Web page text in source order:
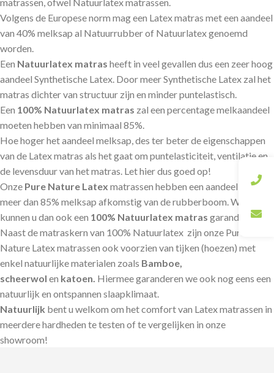
Volgens de Europese norm mag een Latex matras met een aandeel
van 40% melksap al Natuurrubber of Natuurlatex genoemd
worden.
Een Natuurlatex matras heeft in veel gevallen dus een zeer hoog
aandeel Synthetische Latex. Door meer Synthetische Latex zal het
matras dichter van structuur zijn en minder puntelastisch.
Een 100% Natuurlatex matras zal een percentage melkaandeel
moeten hebben van minimaal 85%.
Hoe hoger het aandeel melksap, des ter beter de eigenschappen
van de Latex matras als het gaat om puntelasticiteit, ventilatie en
de levensduur van het matras. Let hier dus goed op!
Onze Pure Nature Latex matrassen hebben een aandeel van
meer dan 85% melksap afkomstig van de rubberboom. Wij
kunnen u dan ook een 100% Natuurlatex matras garanderen.
Naast de matraskern van 100% Natuurlatex zijn onze Pure
Nature Latex matrassen ook voorzien van tijken (hoezen) met
enkel natuurlijke materialen zoals Bamboe,
scheerwol en katoen. Hiermee garanderen we ook nog eens een
natuurlijk en ontspannen slaapklimaat.
Natuurlijk bent u welkom om het comfort van Latex matrassen in
meerdere hardheden te testen of te vergelijken in onze
showroom!